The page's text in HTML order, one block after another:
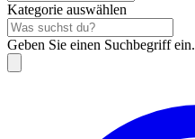
Kategorie auswählen
Geben Sie einen Suchbegriff ein.